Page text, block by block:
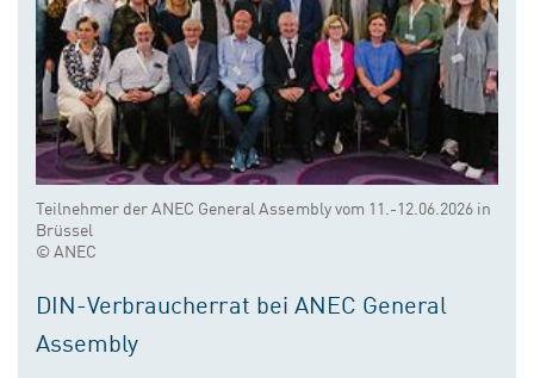
Teilnehmer der ANEC General Assembly vom 11.-12.06.2026 in
Brüssel
© ANEC
DIN-Verbraucherrat bei ANEC General
Assembly